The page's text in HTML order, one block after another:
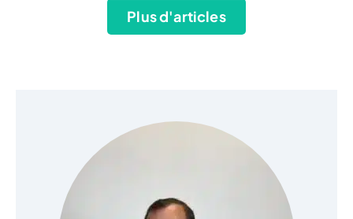
Plus d'articles